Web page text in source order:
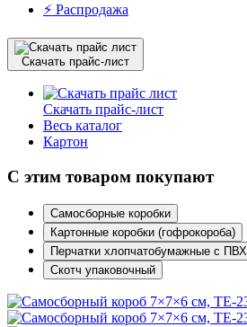
⚡️ Распродажа
Скачать прайс-лист
Скачать прайс-лист
Весь каталог
Картон
С этим товаром покупают
Самосборные коробки
Картонные коробки (гофрокороба)
Перчатки хлопчатобумажные с ПВХ
Скотч упаковочный